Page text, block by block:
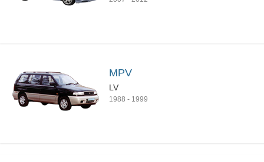
MPV
LV
1988 - 1999